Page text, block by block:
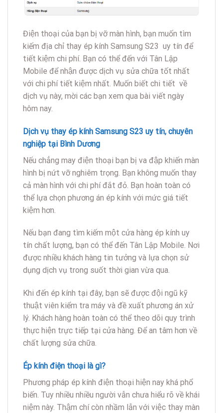
Điện thoại của bạn bị vỡ màn hình, bạn muốn tìm
kiếm địa chỉ thay ép kính Samsung S23 uy tín để
tiết kiệm chi phí. Bạn có thể đến với Tân Lập
Mobile để nhận được dịch vụ sửa chữa tốt nhất
với chi phí tiết kiệm nhất. Muốn biết chi tiết về
dịch vụ này, mời các bạn xem qua bài viết ngày
hôm nay.
Dịch vụ thay ép kính Samsung S23 uy tín, chuyên
nghiệp tại Bình Dương
Nếu chẳng may điện thoại bạn bị va đập khiến màn
hình bị nứt vỡ nghiêm trọng. Bạn không muốn thay
cả màn hình với chi phí đắt đỏ. Bạn hoàn toàn có
thể lựa chọn phương án ép kính với mức giá tiết
kiệm hơn.
Nếu bạn đang tìm kiếm một cửa hàng ép kính uy
tín chất lượng, bạn có thể đến Tân Lập Mobile. Nơi
được nhiều khách hàng tin tưởng và lựa chọn sử
dụng dịch vụ trong suốt thời gian vừa qua.
Khi đến ép kính tại đây, bạn sẽ được đội ngũ kỹ
thuật viên kiểm tra máy và đề xuất phương án xử
lý. Khách hàng hoàn toàn có thể theo dõi quy trình
thực hiện trực tiếp tại cửa hàng. Để an tâm hơn về
chất lượng sửa chữa.
Ép kính điện thoại là gì?
Phương pháp ép kính điện thoại hiện nay khá phổ
biến. Tuy nhiều nhiều người vẫn chưa hiểu rõ về khái
niệm này. Thậm chí còn nhầm lẫn với việc thay màn